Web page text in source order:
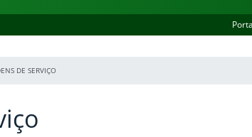
DE SERVIÇO